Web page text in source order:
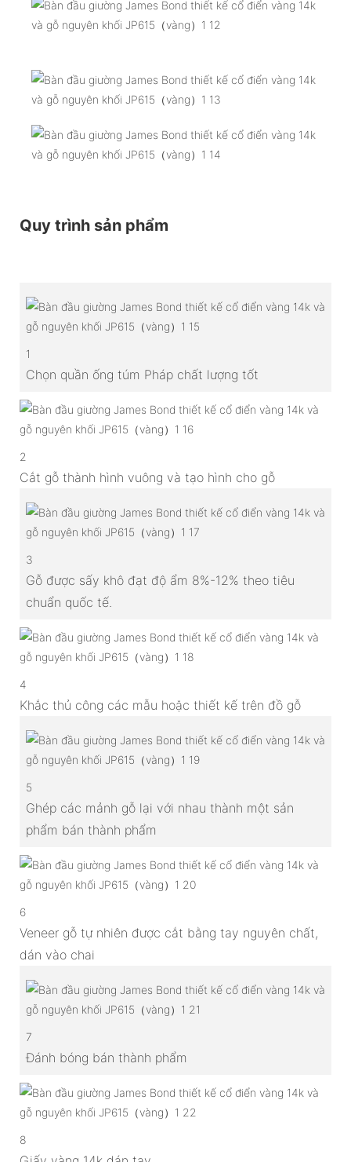
Quy trình sản phẩm
1
Chọn quần ống túm Pháp chất lượng tốt
2
Cắt gỗ thành hình vuông và tạo hình cho gỗ
3
Gỗ được sấy khô đạt độ ẩm 8%-12% theo tiêu
chuẩn quốc tế.
4
Khắc thủ công các mẫu hoặc thiết kế trên đồ gỗ
5
Ghép các mảnh gỗ lại với nhau thành một sản
phẩm bán thành phẩm
6
Veneer gỗ tự nhiên được cắt bằng tay nguyên chất,
dán vào chai
7
Đánh bóng bán thành phẩm
8